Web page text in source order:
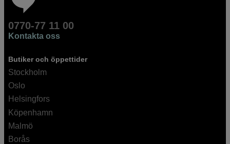
0770-77 11 00
Kontakta oss
Butiker och öppettider
Stockholm
Oslo
Helsingfors
Köpenhamn
Malmö
Borås